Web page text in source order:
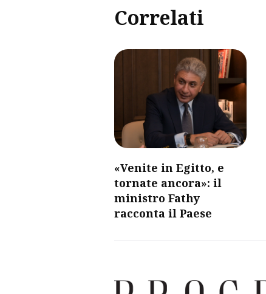
Correlati
«Venite in Egitto, e
tornate ancora»: il
ministro Fathy
racconta il Paese